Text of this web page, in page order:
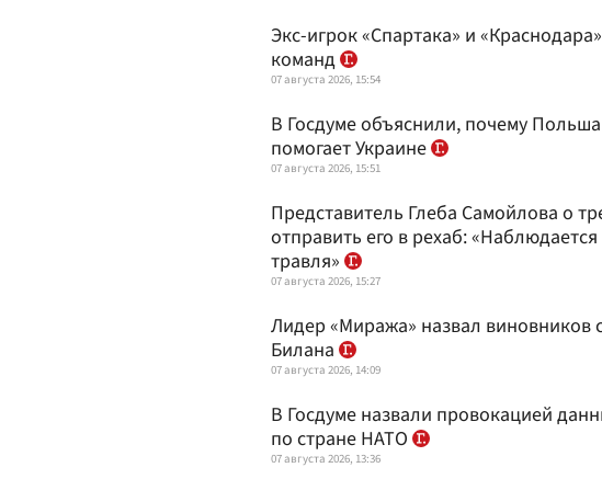
Экс-игрок «Спартака» и
команд
07 августа 2026, 15:54
В Госдуме объяснили, почему
помогает Украине
07 августа 2026, 15:51
Представитель Глеба Самойлова о
отправить его в рехаб: «Наблюдается
травля»
07 августа 2026, 15:27
Лидер «Миража» назвал виновников
Билана
07 августа 2026, 14:09
В Госдуме назвали провокацией
по стране НАТО
07 августа 2026, 13:36